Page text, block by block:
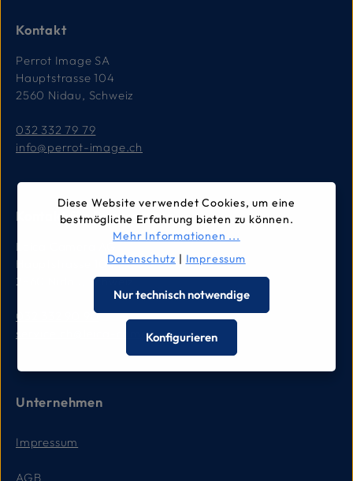
Kontakt
Perrot Image SA
Hauptstrasse 104
2560 Nidau, Schweiz
032 332 79 79
info@perrot-image.ch
Kontakt für Reparaturen
Leica Camera AG
Hauptstrasse 104
2560 Nidau, Schweiz
032 332 90 90
service.ch@leica-camera.com
Unternehmen
Impressum
AGB
Diese Website verwendet Cookies, um eine
bestmögliche Erfahrung bieten zu können.
Mehr Informationen ...
Datenschutz | Impressum
Nur technisch notwendige
Konfigurieren